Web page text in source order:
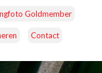
Goldmember
Contact